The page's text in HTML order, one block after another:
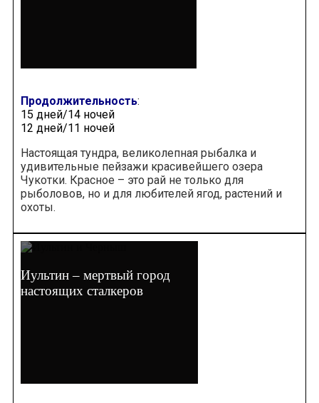
Продолжительность:
15 дней/14 ночей
12 дней/11 ночей
Настоящая тундра, великолепная рыбалка и
удивительные пейзажи красивейшего озера
Чукотки. Красное – это рай не только для
рыболовов, но и для любителей ягод, растений и
охоты.
Иультин – мертвый город
настоящих сталкеров